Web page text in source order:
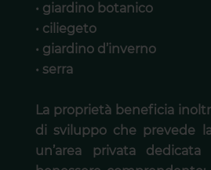
• giardino botanico
• ciliegeto
• giardino d’inverno
• serra
La proprietà beneficia
di sviluppo che prevede
un’area privata